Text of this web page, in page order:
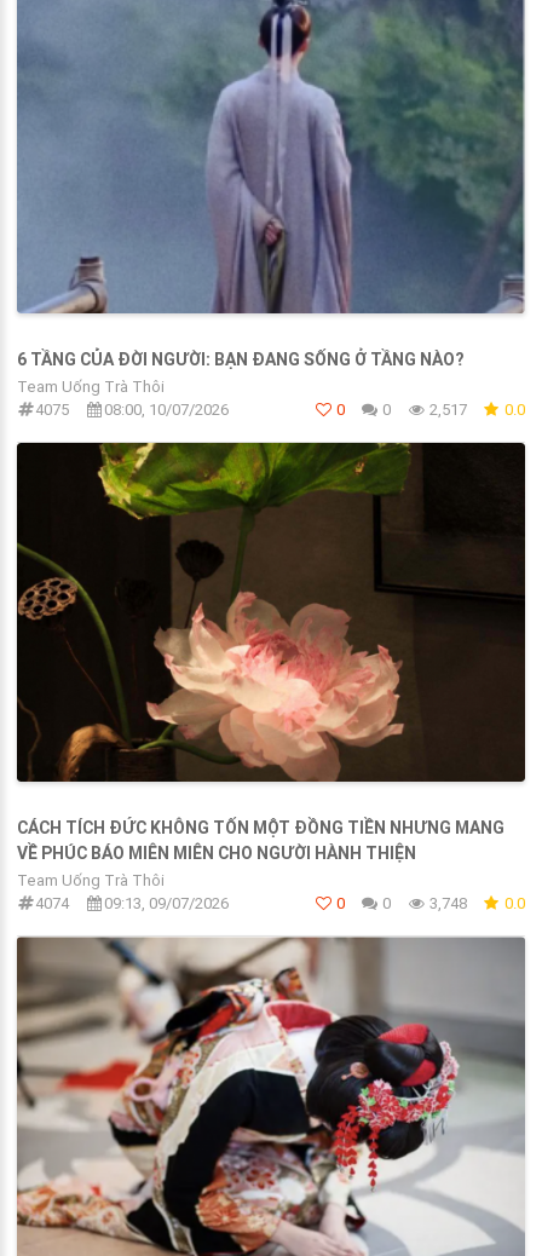
6 TẦNG CỦA ĐỜI NGƯỜI: BẠN ĐANG SỐNG Ở TẦNG NÀO?
Team Uống Trà Thôi
4075
08:00, 10/07/2026 0 0 2,517 0.0
CÁCH TÍCH ĐỨC KHÔNG TỐN MỘT ĐỒNG TIỀN NHƯNG MANG
VỀ PHÚC BÁO MIÊN MIÊN CHO NGƯỜI HÀNH THIỆN
Team Uống Trà Thôi
4074
09:13, 09/07/2026 0 0 3,748 0.0